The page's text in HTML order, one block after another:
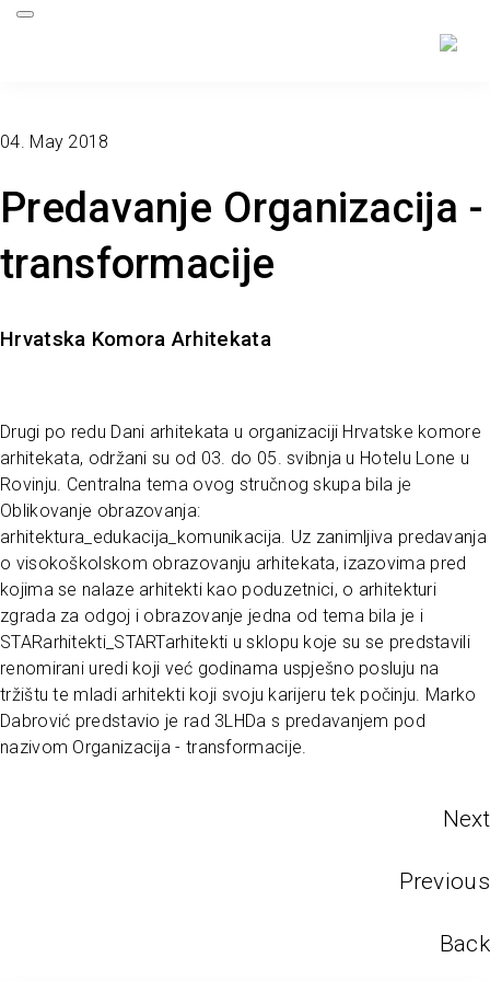
Predavanje Organizacija -
transformacije
Hrvatska Komora Arhitekata
04. May 2018
Drugi po redu Dani arhitekata u organizaciji Hrvatske komore
arhitekata, održani su od 03. do 05. svibnja u Hotelu Lone u
Rovinju. Centralna tema ovog stručnog skupa bila je
Oblikovanje obrazovanja:
arhitektura_edukacija_komunikacija. Uz zanimljiva predavanja
o visokoškolskom obrazovanju arhitekata, izazovima pred
kojima se nalaze arhitekti kao poduzetnici, o arhitekturi
zgrada za odgoj i obrazovanje jedna od tema bila je i
STARarhitekti_STARTarhitekti u sklopu koje su se predstavili
renomirani uredi koji već godinama uspješno posluju na
tržištu te mladi arhitekti koji svoju karijeru tek počinju. Marko
Dabrović predstavio je rad 3LHDa s predavanjem pod
nazivom Organizacija - transformacije.
Next
Previous
Back